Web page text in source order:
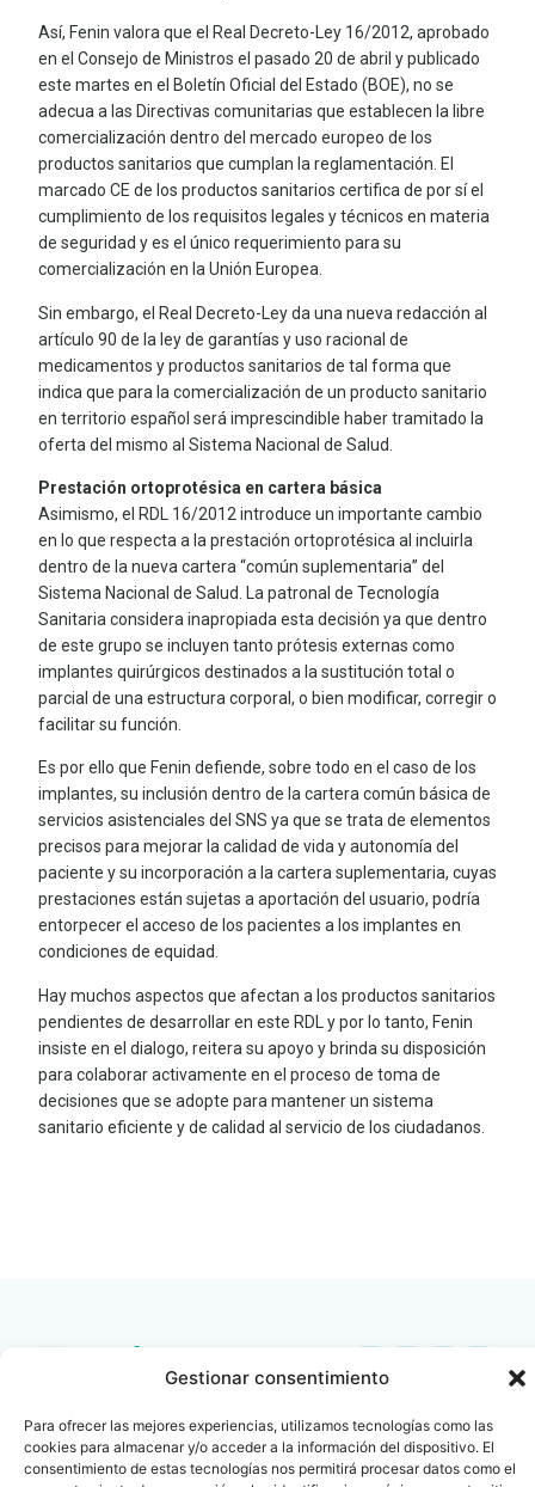
Gestionar consentimiento
Para ofrecer las mejores experiencias, utilizamos tecnologías como las
cookies para almacenar y/o acceder a la información del dispositivo. El
consentimiento de estas tecnologías nos permitirá procesar datos como el
Así, Fenin valora que el Real Decreto-Ley 16/2012, aprobado
en el Consejo de Ministros el pasado 20 de abril y publicado
este martes en el Boletín Oficial del Estado (BOE), no se
adecua a las Directivas comunitarias que establecen la libre
comercialización dentro del mercado europeo de los
productos sanitarios que cumplan la reglamentación. El
marcado CE de los productos sanitarios certifica de por sí el
cumplimiento de los requisitos legales y técnicos en materia
de seguridad y es el único requerimiento para su
comercialización en la Unión Europea.
Sin embargo, el Real Decreto-Ley da una nueva redacción al
artículo 90 de la ley de garantías y uso racional de
medicamentos y productos sanitarios de tal forma que
indica que para la comercialización de un producto sanitario
en territorio español será imprescindible haber tramitado la
oferta del mismo al Sistema Nacional de Salud.
Prestación ortoprotésica en cartera básica
Asimismo, el RDL 16/2012 introduce un importante cambio
en lo que respecta a la prestación ortoprotésica al incluirla
dentro de la nueva cartera “común suplementaria” del
Sistema Nacional de Salud. La patronal de Tecnología
Sanitaria considera inapropiada esta decisión ya que dentro
de este grupo se incluyen tanto prótesis externas como
implantes quirúrgicos destinados a la sustitución total o
parcial de una estructura corporal, o bien modificar, corregir o
facilitar su función.
Es por ello que Fenin defiende, sobre todo en el caso de los
implantes, su inclusión dentro de la cartera común básica de
servicios asistenciales del SNS ya que se trata de elementos
precisos para mejorar la calidad de vida y autonomía del
paciente y su incorporación a la cartera suplementaria, cuyas
prestaciones están sujetas a aportación del usuario, podría
entorpecer el acceso de los pacientes a los implantes en
condiciones de equidad.
Hay muchos aspectos que afectan a los productos sanitarios
pendientes de desarrollar en este RDL y por lo tanto, Fenin
insiste en el dialogo, reitera su apoyo y brinda su disposición
para colaborar activamente en el proceso de toma de
decisiones que se adopte para mantener un sistema
sanitario eficiente y de calidad al servicio de los ciudadanos.
info@fenin.es
C/ Villanueva, 20 - 1-
Travesera de Gracia, 56 -
1º, 3ª 08006